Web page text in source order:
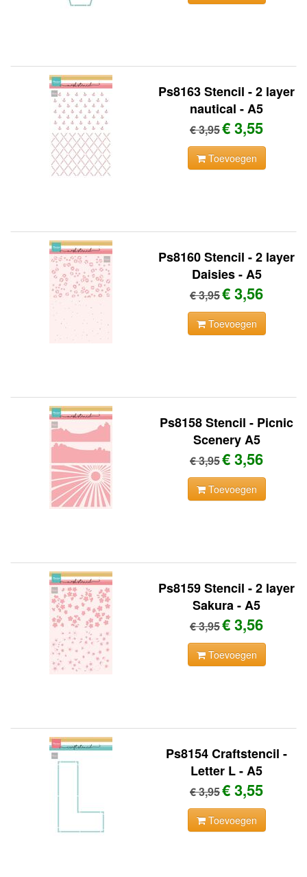
Ps8163 Stencil - 2 layer
nautical - A5
€ 3,95€ 3,55
Toevoegen
Ps8160 Stencil - 2 layer
Daisies - A5
€ 3,95€ 3,56
Toevoegen
Ps8158 Stencil - Picnic
Scenery A5
€ 3,95€ 3,56
Toevoegen
Ps8159 Stencil - 2 layer
Sakura - A5
€ 3,95€ 3,56
Toevoegen
Ps8154 Craftstencil -
Letter L - A5
€ 3,95€ 3,55
Toevoegen